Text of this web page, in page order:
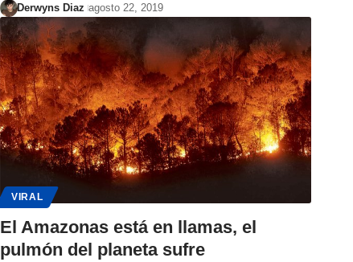
Derwyns Diaz agosto 22, 2019
VIRAL
El Amazonas está en llamas, el
pulmón del planeta sufre